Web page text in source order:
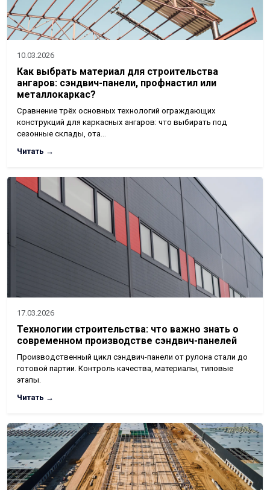
10.03.2026
Как выбрать материал для строительства
ангаров: сэндвич-панели, профнастил или
металлокаркас?
Сравнение трёх основных технологий ограждающих
конструкций для каркасных ангаров: что выбирать под
сезонные склады, ота…
Читать →
17.03.2026
Технологии строительства: что важно знать о
современном производстве сэндвич-панелей
Производственный цикл сэндвич-панели от рулона стали до
готовой партии. Контроль качества, материалы, типовые
этапы.
Читать →